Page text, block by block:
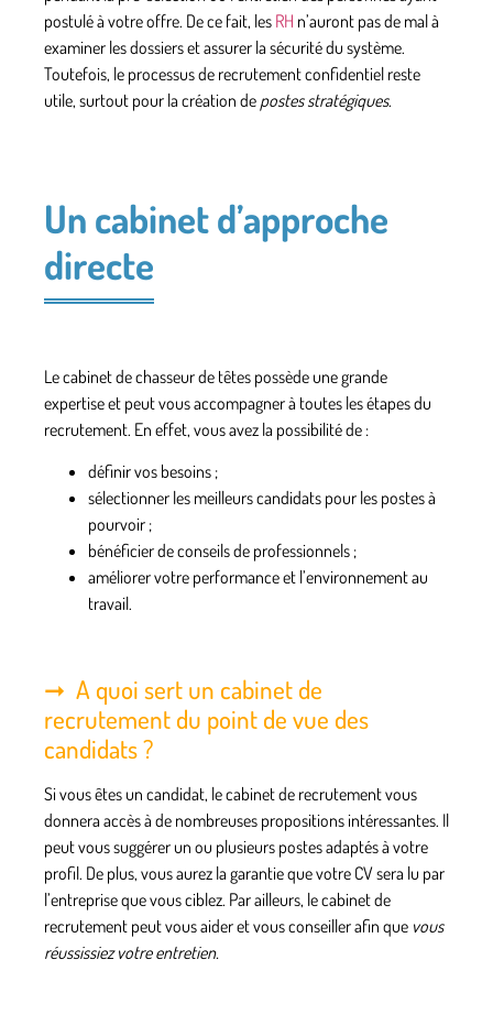
postulé à votre offre. De ce fait, les RH n’auront pas de mal à
examiner les dossiers et assurer la sécurité du système.
Toutefois, le processus de recrutement confidentiel reste
utile, surtout pour la création de postes stratégiques.
Un cabinet d’approche
directe
Le cabinet de chasseur de têtes possède une grande
expertise et peut vous accompagner à toutes les étapes du
recrutement. En effet, vous avez la possibilité de :
définir vos besoins ;
sélectionner les meilleurs candidats pour les postes à
pourvoir ;
bénéficier de conseils de professionnels ;
améliorer votre performance et l’environnement au
travail.
A quoi sert un cabinet de
recrutement du point de vue des
candidats ?
Si vous êtes un candidat, lecabinet de recrutementvous
donnera accès à de nombreuses propositions intéressantes. Il
peut vous suggérer un ou plusieurs postes adaptés à votre
profil. De plus, vous aurez la garantie que votre CV sera lu par
l’entreprise que vous ciblez. Par ailleurs, le cabinet de
recrutement peut vous aider et vous conseiller afin que vous
réussissiez votre entretien.